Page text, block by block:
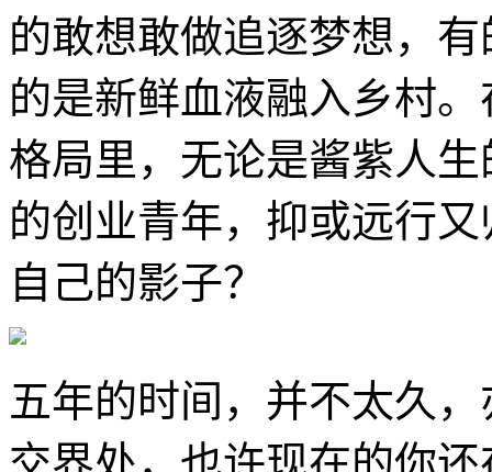
的敢想敢做追逐梦想，
的是新鲜血液融入乡村
格局里，无论是酱紫人
的创业青年，抑或远行
自己的影子？
五年的时间，并不太久
交界处，也许现在的你